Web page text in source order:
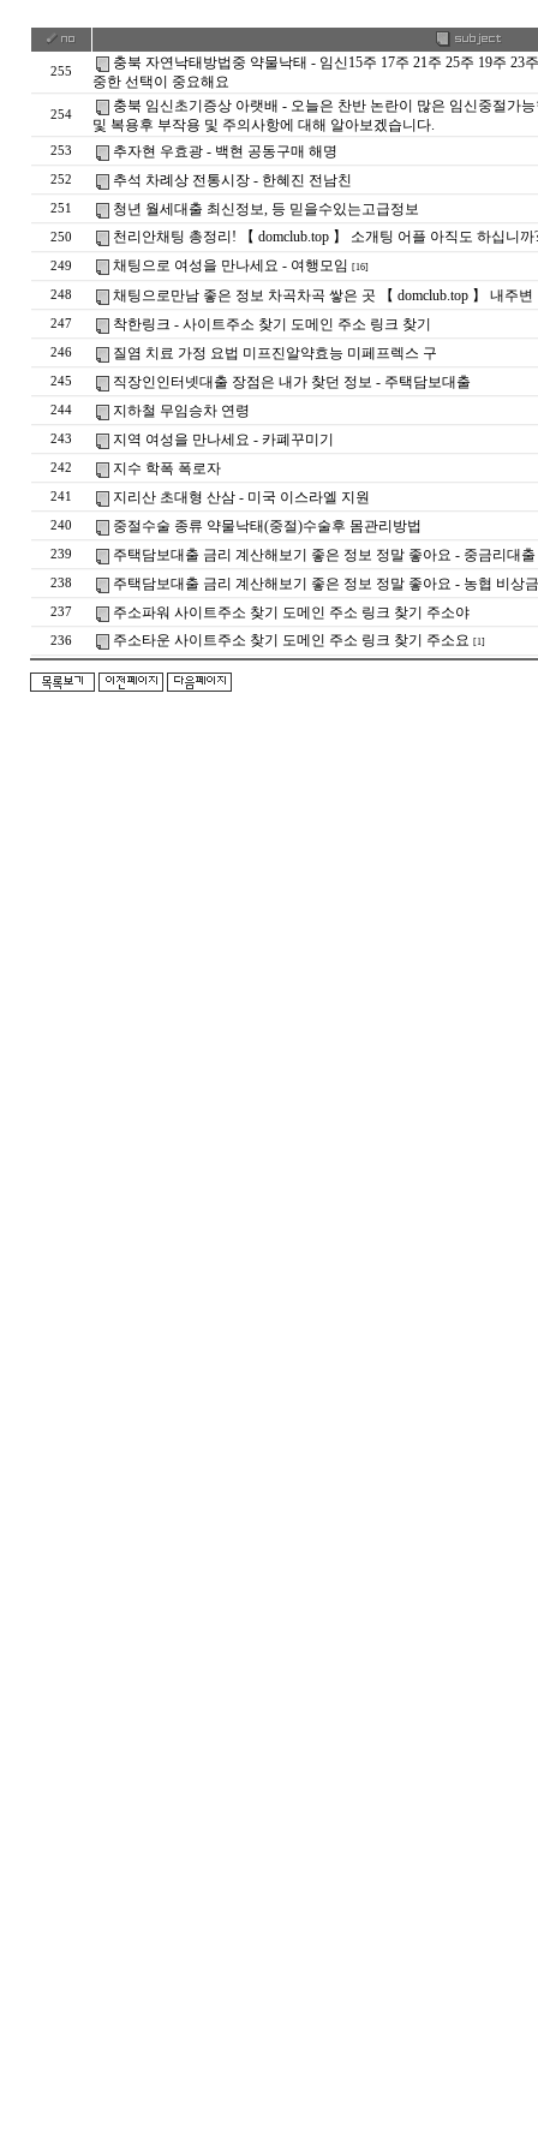
255
충북 자연낙태방법중 약물낙태 - 임신15주 17주 21주 25주 19주
중한 선택이 중요해요
254
충북 임신초기증상 아랫배 - 오늘은 찬반 논란이 많은 임신중절가
및 복용후 부작용 및 주의사항에 대해 알아보겠습니다.
253 추자현 우효광 - 백현 공동구매 해명
252 추석 차례상 전통시장 - 한혜진 전남친
251 청년 월세대출 최신정보, 등 믿을수있는고급정보
250 천리안채팅 총정리! 【 domclub.top 】 소개팅 어플 아직도 하십니까
249 채팅으로 여성을 만나세요 - 여행모임 [16]
248 채­팅­으­로­만­남 좋은 정보 차곡차곡 쌓은 곳 【 domclub.top 】 내주
247 착한링크 - 사이트주소 찾기 도메인 주소 링크 찾기
246 질염 치료 가정 요법 미프진알약효능 미페프렉스 구
245 직장인인터넷대출 장점은 내가 찾던 정보 - 주택담보대출
244 지하철 무임승차 연령
243 지역 여성을 만나세요 - 카­폐­꾸­미­기
242 지수 학폭 폭로자
241 지리산 초대형 산삼 - 미국 이스라엘 지원
240 중절수술 종류 약물낙태(중절)수술후 몸관리방법
239 주택담보대출 금리 계산해보기 좋은 정보 정말 좋아요 - 중금리대출
238 주택담보대출 금리 계산해보기 좋은 정보 정말 좋아요 - 농협 비상
237 주소파워 사이트주소 찾기 도메인 주소 링크 찾기 주소야
236 주소타운 사이트주소 찾기 도메인 주소 링크 찾기 주소요 [1]